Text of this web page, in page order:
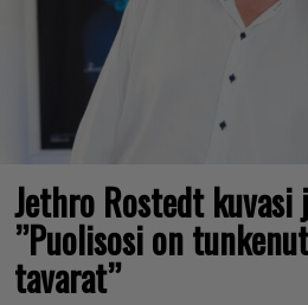
Jethro Rostedt
”Puolisosi on
tavarat”